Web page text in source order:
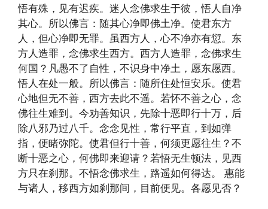
悟有殊，见有迟疾。迷人念佛求生于彼，悟人自净
其心。所以佛言：随其心净即佛土净。使君东方
人，但心净即无罪。虽西方人，心不净亦有愆。东
方人造罪，念佛求生西方。西方人造罪，念佛求生
何国？凡愚不了自性，不识身中净土，愿东愿西。
悟人在处一般。所以佛言：随所住处恒安乐。使君
心地但无不善，西方去此不遥。若怀不善之心，念
佛往生难到。今劝善知识，先除十恶即行十万，后
除八邪乃过八千。念念见性，常行平直，到如弹
指，便睹弥陀。使君但行十善，何须更愿往生？不
断十恶之心，何佛即来迎请？若悟无生顿法，见西
方只在刹那。不悟念佛求生，路遥如何得达。 惠能
与诸人，移西方如刹那间，目前便见。各愿见否？